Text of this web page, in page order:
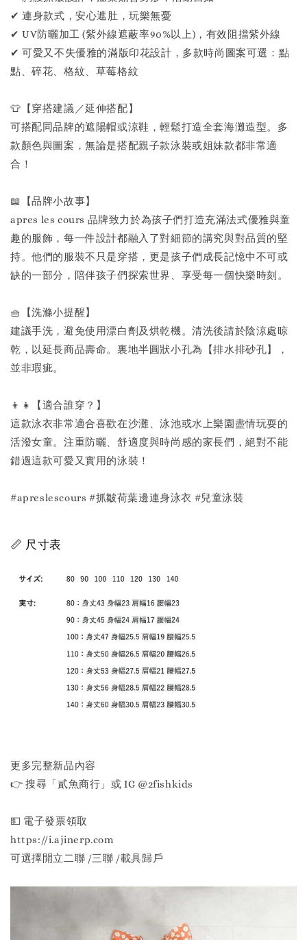
✔ 連身款式，安心遮肚，玩樂無憂
✔ UV防曬加工 (紫外線遮蔽率90%以上)，有效阻擋紫外線
✔ 可愛又不失優雅的滿版印花設計，多款時尚圖案可選：點
點、碎花、格紋、草莓格紋
👕【穿搭建議／延伸搭配】
可搭配同品牌的遮陽帽或涼鞋，輕鬆打造全套海灘造型。多
款顏色與圖案，無論是搭配親子款泳裝或姐妹款都非常適
合！
📖【品牌小故事】
apres les cours 品牌致力於為孩子們打造充滿法式優雅與童
趣的服飾，每一件設計都融入了對細節的講究與對品質的堅
持。他們的服裝不只是穿搭，更是孩子們成長記憶中不可或
缺的一部分，陪伴孩子們探索世界、享受每一個快樂時刻。
🧺【洗滌小提醒】
建議手洗，避免使用漂白劑及烘乾機。清洗後請於陰涼處晾
乾，以延長商品壽命。裏地半圓狀小孔為【排水排砂孔】，
並非瑕疵。
👦👧【適合誰穿？】
這款泳衣非常適合喜歡在沙灘、泳池或水上樂園盡情玩耍的
活潑女童。注重防曬、舒適度與時尚感的家長們，絕對不能
錯過這款可愛又實用的泳裝！
#apreslescours #抓皺荷葉邊連身泳衣 #兒童泳裝
📏 尺寸表
更多完整新品內容
👉 搜尋「貳魚商行」或 IG @2fishkids
💵 電子發票領取
https://i.ajinerp.com
可選擇開立二聯 /三聯 /載具歸戶